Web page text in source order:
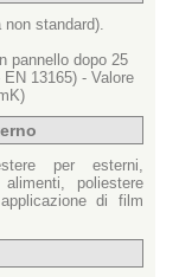
standard).
pannello dopo 25
13165) - Valore
per esterni,
poliestere
di film